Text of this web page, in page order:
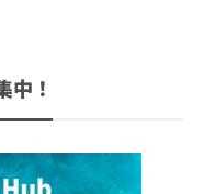
中！